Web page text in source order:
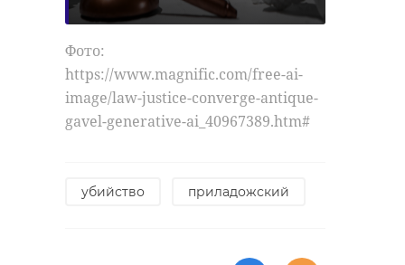
Фото:
https://www.magnific.com/free-ai-
image/law-justice-converge-antique-
gavel-generative-ai_40967389.htm#
убийство приладожский
Фото:
александр дрозденко ПСБ
Поделиться статьей: